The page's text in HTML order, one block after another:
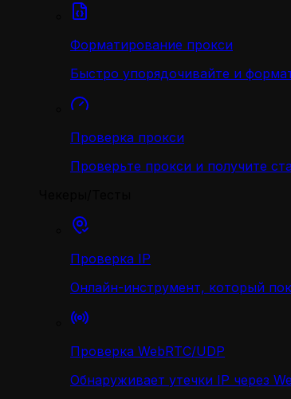
Форматирование прокси
Быстро упорядочивайте и
Проверка прокси
Проверьте прокси и получите
Проверка IP
Онлайн-инструмент, который
Проверка WebRTC/UDP
Обнаруживает утечки IP через